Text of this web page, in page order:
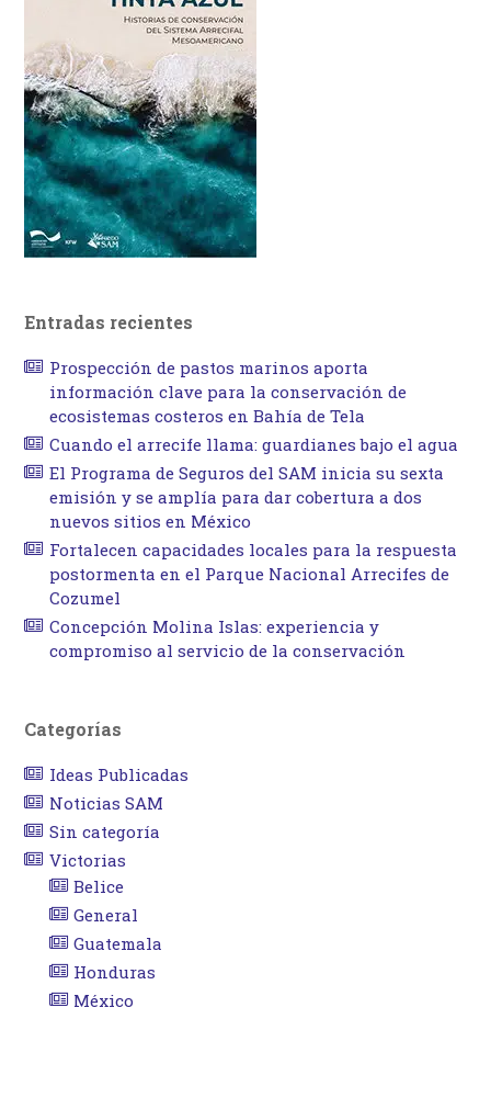
Entradas recientes
Prospección de pastos marinos aporta
información clave para la conservación de
ecosistemas costeros en Bahía de Tela
Cuando el arrecife llama: guardianes bajo el agua
El Programa de Seguros del SAM inicia su sexta
emisión y se amplía para dar cobertura a dos
nuevos sitios en México
Fortalecen capacidades locales para la respuesta
postormenta en el Parque Nacional Arrecifes de
Cozumel
Concepción Molina Islas: experiencia y
compromiso al servicio de la conservación
Categorías
Ideas Publicadas
Noticias SAM
Sin categoría
Victorias
Belice
General
Guatemala
Honduras
México